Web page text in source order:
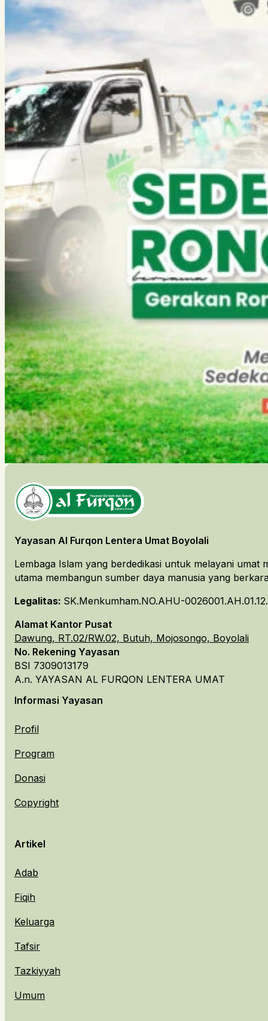
Yayasan Al Furqon Lentera Umat Boyolali
Lembaga Islam yang berdedikasi untuk melayani
utama membangun sumber daya manusia yang
Legalitas: SK.Menkumham.NO.AHU-
Alamat Kantor Pusat
Dawung, RT.02/RW.02, Butuh, Mojosongo, Boyolali
No. Rekening Yayasan
BSI 7309013179
A.n. YAYASAN AL FURQON LENTERA UMAT
Informasi Yayasan
Profil
Program
Donasi
Copyright
Artikel
Adab
Fiqih
Keluarga
Tafsir
Tazkiyyah
Umum